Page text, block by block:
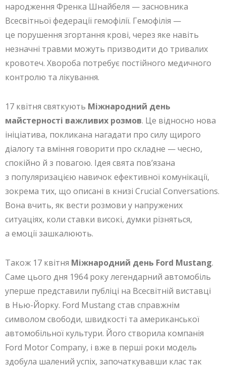
народження Френка Шнайбеля — засновника
Всесвітньої федерації гемофілії. Гемофілія —
це порушення згортання крові, через яке навіть
незначні травми можуть призводити до тривалих
кровотеч. Хвороба потребує постійного медичного
контролю та лікування.
17 квітня святкують Міжнародний день
майстерності важливих розмов. Це відносно нова
ініціатива, покликана нагадати про силу щирого
діалогу та вміння говорити про складне — чесно,
спокійно й з повагою. Ідея свята пов’язана
з популяризацією навичок ефективної комунікації,
зокрема тих, що описані в книзі Crucial Conversations.
Вона вчить, як вести розмови у напружених
ситуаціях, коли ставки високі, думки різняться,
а емоції зашкалюють.
Також 17 квітня Міжнародний день Ford Mustang.
Саме цього дня 1964 року легендарний автомобіль
уперше представили публіці на Всесвітній виставці
в Нью-Йорку. Ford Mustang став справжнім
символом свободи, швидкості та американської
автомобільної культури. Його створила компанія
Ford Motor Company, і вже в перші роки модель
здобула шалений успіх, започаткувавши клас так